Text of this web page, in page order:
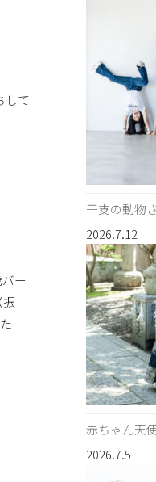
して
ー
干支の動物
2026.7.12
赤ちゃん天
2026.7.5